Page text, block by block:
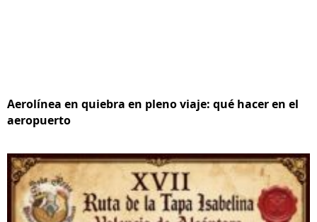
Aerolínea en quiebra en pleno viaje: qué hacer en el
aeropuerto